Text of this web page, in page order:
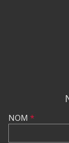
NOM *